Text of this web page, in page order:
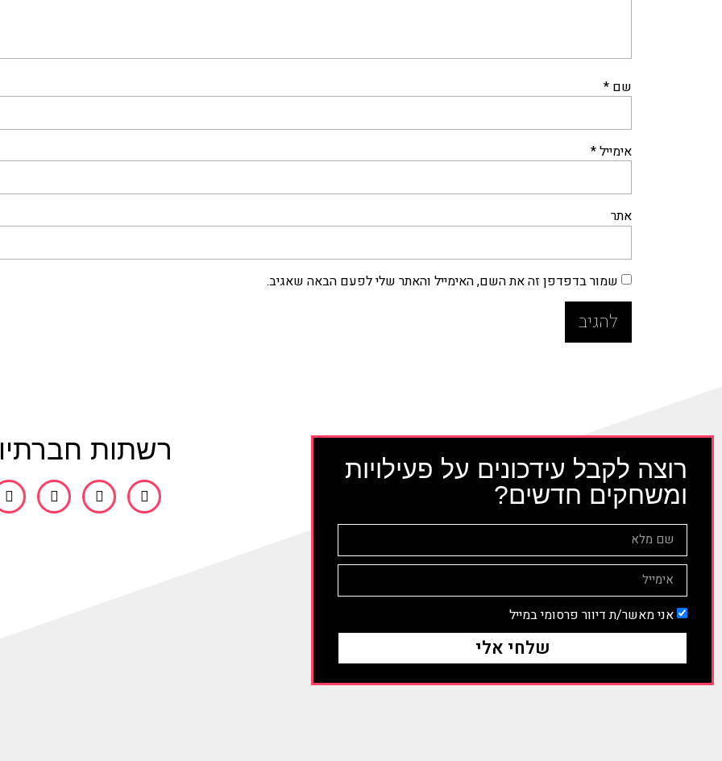
שם *
אימייל*
אתר
שמור בדפדפן זה את השם, האימייל והאתר שלי לפעם הבאה שאגיב.
רוצה לקבל עידכונים על פעילויות
ומשחקים חדשים?
אני מאשר/ת דיוור פרסומי במייל
שלחי אלי
רשתות